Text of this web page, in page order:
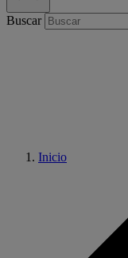
Buscar
Inicio